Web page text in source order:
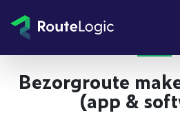
Bezorgroute
(app &